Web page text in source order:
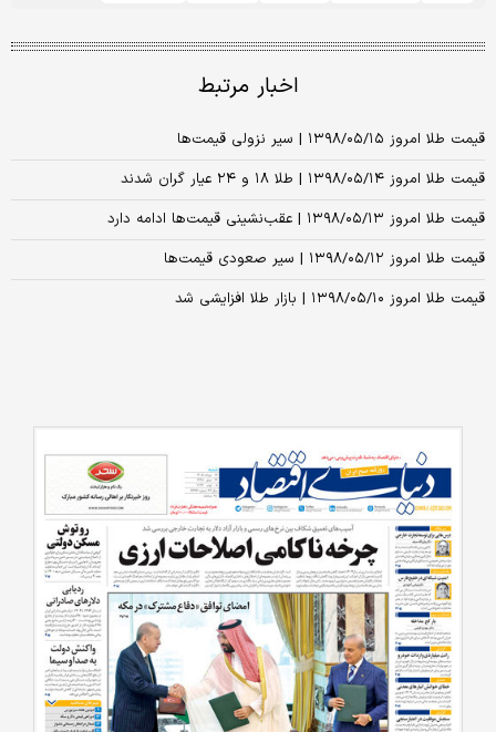
اخبار مرتبط
قیمت طلا امروز ۱۳۹۸/۰۵/۱۵ | سیر نزولی قیمت‌ها
قیمت طلا امروز ۱۳۹۸/۰۵/۱۴ | طلا ۱۸ و ۲۴ عیار گران شدند
قیمت طلا امروز ۱۳۹۸/۰۵/۱۳ | عقب‌نشینی قیمت‌ها ادامه دارد
قیمت طلا امروز ۱۳۹۸/۰۵/۱۲ | سیر صعودی قیمت‌ها
قیمت طلا امروز ۱۳۹۸/۰۵/۱۰ | بازار طلا افزایشی شد